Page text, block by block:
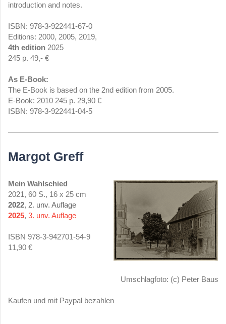
introduction and notes.
ISBN: 978-3-922441-67-0
Editions: 2000, 2005, 2019,
4th edition 2025
245 p. 49,- €
As E-Book:
The E-Book is based on the 2nd edition from 2005.
E-Book: 2010 245 p. 29,90 €
ISBN: 978-3-922441-04-5
Margot Greff
Mein Wahlschied
2021, 60 S., 16 x 25 cm
2022, 2. unv. Auflage
2025, 3. unv. Auflage
ISBN 978-3-942701-54-9
11,90 €
Umschlagfoto: (c) Peter Baus
Kaufen und mit Paypal bezahlen